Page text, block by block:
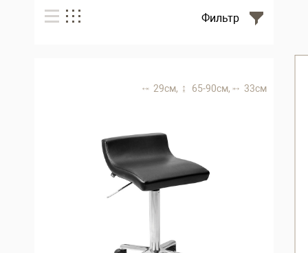
Фильтр
29 см, 65-90 см, 33 см